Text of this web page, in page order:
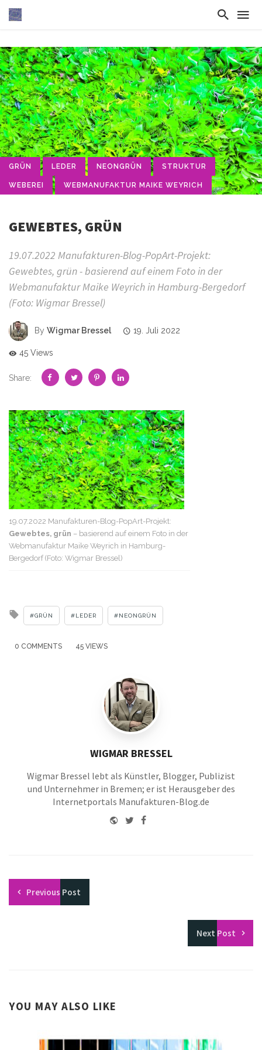
GRÜN LEDER NEONGRÜN STRUKTUR
WEBEREI WEBMANUFAKTUR MAIKE WEYRICH
GEWEBTES, GRÜN
19.07.2022 Manufakturen-Blog-PopArt-Projekt:
Gewebtes, grün - basierend auf einem Foto in der
Webmanufaktur Maike Weyrich in Hamburg-Bergedorf
(Foto: Wigmar Bressel)
By Wigmar Bressel 19. Juli 2022
45 Views
Share:
19.07.2022 Manufakturen-Blog-PopArt-Projekt:
Gewebtes, grün – basierend auf einem Foto in der
Webmanufaktur Maike Weyrich in Hamburg-
Bergedorf (Foto: Wigmar Bressel)
Tagged
GRÜN LEDER NEONGRÜN
0 COMMENTS 45 VIEWS
WIGMAR BRESSEL
Wigmar Bressel lebt als Künstler, Blogger, Publizist
und Unternehmer in Bremen; er ist Herausgeber des
Internetportals Manufakturen-Blog.de
WebsiteTwitterFacebook
Previous Post
Next Post
YOU MAY ALSO LIKE